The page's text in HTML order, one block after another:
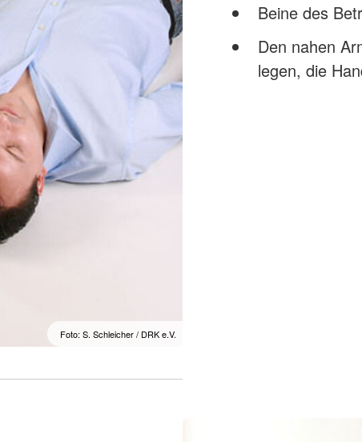
Foto: S. Schleicher / DRK e.V.
Beine des
Den nahen
legen, die